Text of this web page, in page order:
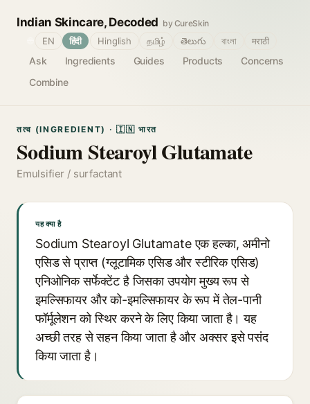
Indian Skincare, Decoded by CureSkin
Ask Ingredients Guides Products
Concerns
Combine
EN हिंदी Hinglish தமிழ் తెలుగు বাংলা मराठी
तत्व (INGREDIENT) · 🇮🇳 भारत
Sodium Stearoyl Glutamate
Emulsifier / surfactant
यह क्या है
Sodium Stearoyl Glutamate एक हल्का, अमीनो
एसिड से प्राप्त (ग्लूटामिक एसिड और स्टीरिक एसिड)
एनिओनिक सर्फेक्टेंट है जिसका उपयोग मुख्य रूप से
इमल्सिफायर और को-इमल्सिफायर के रूप में तेल-पानी
फॉर्मूलेशन को स्थिर करने के लिए किया जाता है। यह
अच्छी तरह से सहन किया जाता है और अक्सर इसे पसंद
किया जाता है।